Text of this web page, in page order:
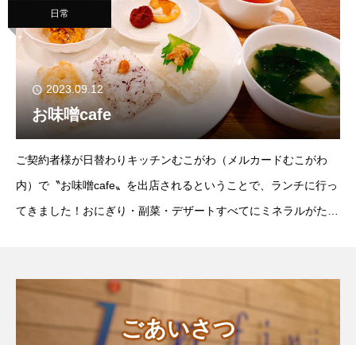
日常
2023.09.12
お味噌cafe
ご契約者様が日替わりキッチンむこがわ（メルカードむこがわ
内）で〝お味噌cafe〟を出店されるということで、ランチに行っ
てきました！おにぎり・副菜・デザートすべてにミネラルがたっ
ごあいさつ